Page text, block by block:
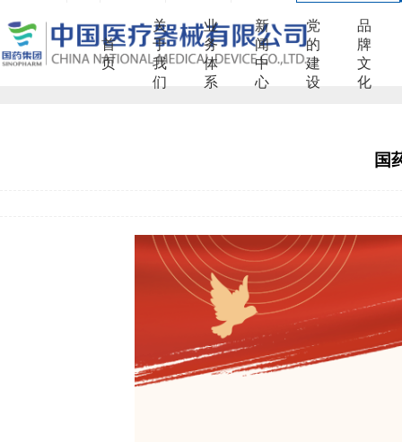
首
页
关
于
我
们
业
务
体
系
新
闻
中
心
党
的
建
设
品
牌
文
化
国